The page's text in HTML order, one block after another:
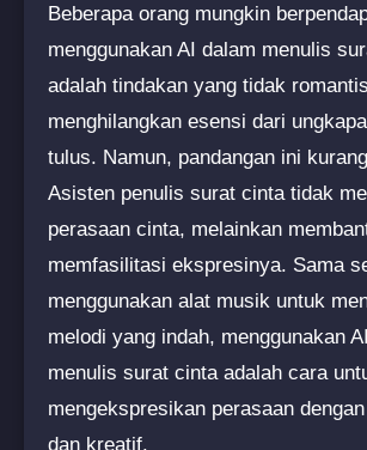
Beberapa orang mungkin
menggunakan AI dalam menulis
adalah tindakan yang tidak
menghilangkan esensi dari
tulus. Namun, pandangan ini
Asisten penulis surat cinta tidak
perasaan cinta, melainkan
memfasilitasi ekspresinya. Sama
menggunakan alat musik untuk
melodi yang indah, menggunakan
menulis surat cinta adalah cara
mengekspresikan perasaan
dan kreatif.